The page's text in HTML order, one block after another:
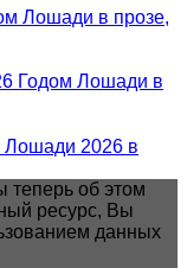
Лошади в прозе,
Годом Лошади в
Лошади 2026 в
теперь об этом
ресурс, Вы
данных